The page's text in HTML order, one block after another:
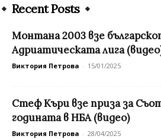
Recent Posts
Монтана 2003 взе
Адриатическата лига
Виктория Петрова - 15/01/2025
Стеф Къри взе приза за
годината в НБА (видео)
Виктория Петрова - 28/04/2025